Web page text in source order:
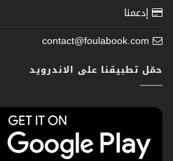
إدعمنا
contact@foulabook.com
حمّل تطبيقنا على الاندرويد